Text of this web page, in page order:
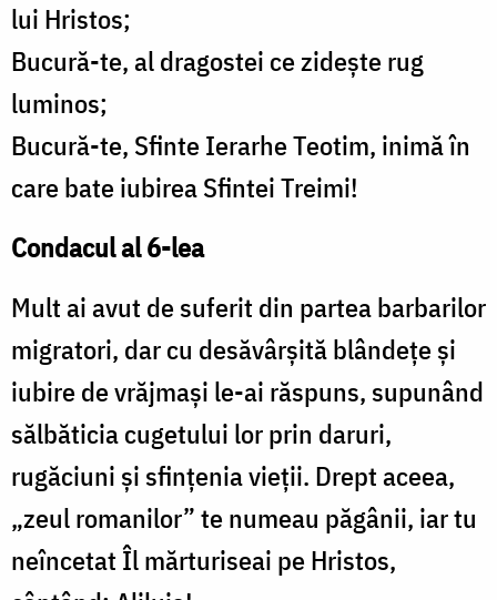
lui Hristos;
Bucură-te, al dragostei ce zidește rug
luminos;
Bucură-te, Sfinte Ierarhe Teotim, inimă în
care bate iubirea Sfintei Treimi!
Condacul al 6-lea
Mult ai avut de suferit din partea barbarilor
migratori, dar cu desăvârșită blândețe și
iubire de vrăjmași le-ai răspuns, supunând
sălbăticia cugetului lor prin daruri,
rugăciuni și sfințenia vieții. Drept aceea,
„zeul romanilor” te numeau păgânii, iar tu
neîncetat Îl mărturiseai pe Hristos,